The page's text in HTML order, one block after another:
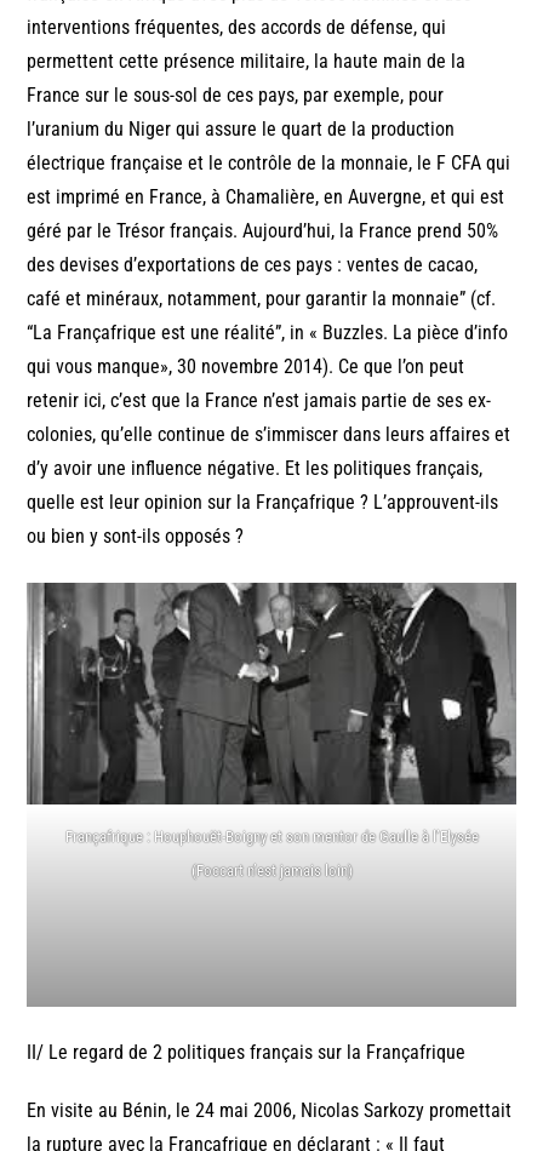
interventions fréquentes, des accords de défense, qui
permettent cette présence militaire, la haute main de la
France sur le sous-sol de ces pays, par exemple, pour
l’uranium du Niger qui assure le quart de la production
électrique française et le contrôle de la monnaie, le F CFA qui
est imprimé en France, à Chamalière, en Auvergne, et qui est
géré par le Trésor français. Aujourd’hui, la France prend 50%
des devises d’exportations de ces pays : ventes de cacao,
café et minéraux, notamment, pour garantir la monnaie” (cf.
“La Françafrique est une réalité”, in « Buzzles. La pièce d’info
qui vous manque», 30 novembre 2014). Ce que l’on peut
retenir ici, c’est que la France n’est jamais partie de ses ex-
colonies, qu’elle continue de s’immiscer dans leurs affaires et
d’y avoir une influence négative. Et les politiques français,
quelle est leur opinion sur la Françafrique ? L’approuvent-ils
ou bien y sont-ils opposés ?
Françafrique : Houphouët-Boigny et son mentor de Gaulle à l’Elysée
(Foccart n’est jamais loin)
II/ Le regard de 2 politiques français sur la Françafrique
En visite au Bénin, le 24 mai 2006, Nicolas Sarkozy promettait
la rupture avec la Françafrique en déclarant : « Il faut